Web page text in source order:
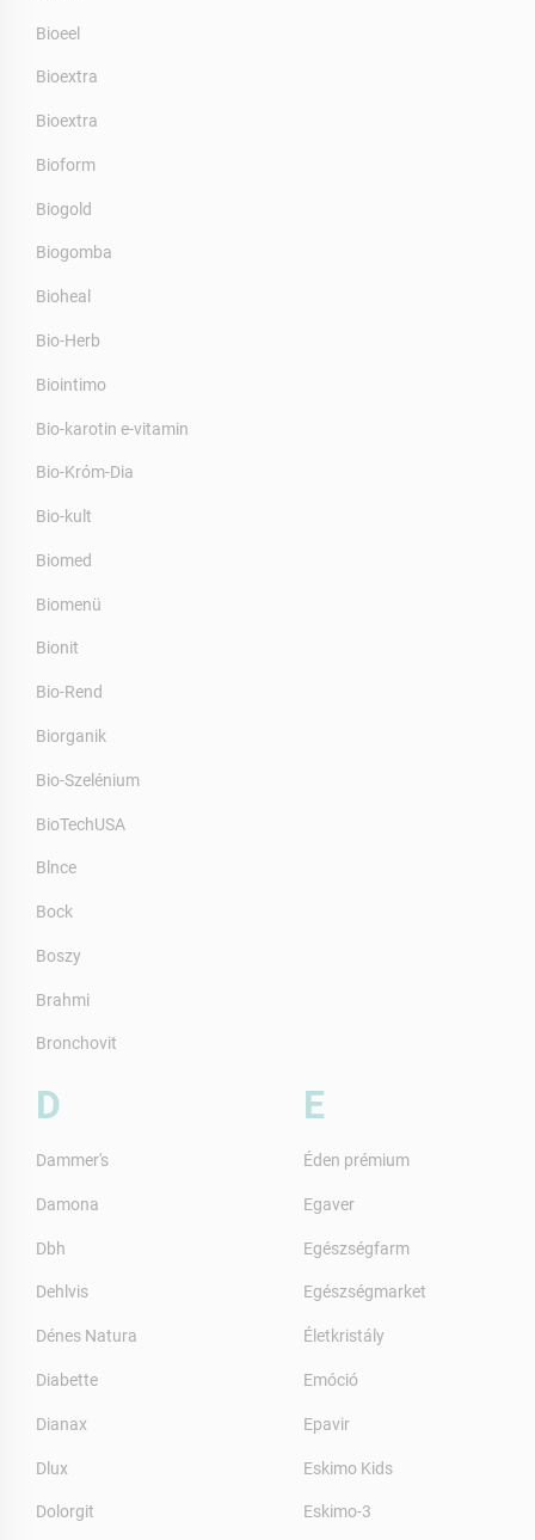
Bioeel
Bioextra
Bioextra
Bioform
Biogold
Biogomba
Bioheal
Bio-Herb
Biointimo
Bio-karotin e-vitamin
Bio-Króm-Dia
Bio-kult
Biomed
Biomenü
Bionit
Bio-Rend
Biorganik
Bio-Szelénium
BioTechUSA
Blnce
Bock
Boszy
Brahmi
Bronchovit
D
Dammer's
Damona
Dbh
Dehlvis
Dénes Natura
Diabette
Dianax
Dlux
Dolorgit
E
Éden prémium
Egaver
Egészségfarm
Egészségmarket
Életkristály
Emóció
Epavir
Eskimo Kids
Eskimo-3